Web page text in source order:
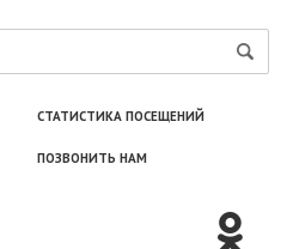
СТАТИСТИКА ПОСЕЩЕНИЙ
ПОЗВОНИТЬ НАМ